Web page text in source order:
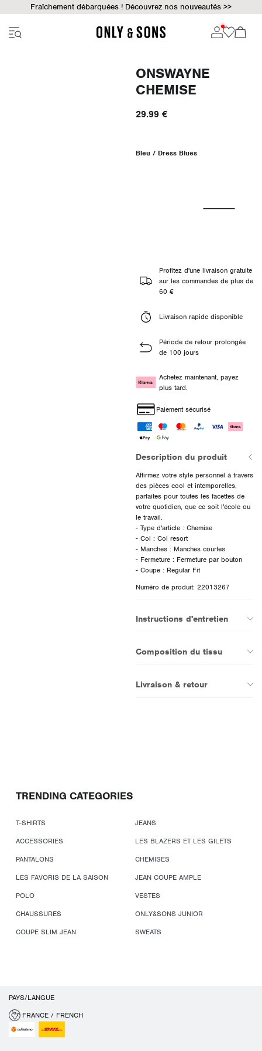
Fraîchement débarquées ! Découvrez nos nouveautés >>
ONSWAYNE
CHEMISE
29.99 €
Bleu / Dress Blues
Profitez d'une livraison gratuite
sur les commandes de plus de
60 €
Livraison rapide disponible
Période de retour prolongée
de 100 jours
Achetez maintenant, payez
plus tard.
Paiement sécurisé
Description du produit
Affirmez votre style personnel à travers
des pièces cool et intemporelles,
parfaites pour toutes les facettes de
votre quotidien, que ce soit l'école ou
le travail.
- Type d'article : Chemise
- Col : Col resort
- Manches : Manches courtes
- Fermeture : Fermeture par bouton
- Coupe : Regular Fit
Numéro de produit: 22013267
Instructions d'entretien
Composition du tissu
Livraison & retour
TRENDING CATEGORIES
T-SHIRTS
JEANS
ACCESSORIES
LES BLAZERS ET LES GILETS
PANTALONS
CHEMISES
LES FAVORIS DE LA SAISON
JEAN COUPE AMPLE
POLO
VESTES
CHAUSSURES
ONLY&SONS JUNIOR
COUPE SLIM JEAN
SWEATS
PAYS/LANGUE
FRANCE / FRENCH